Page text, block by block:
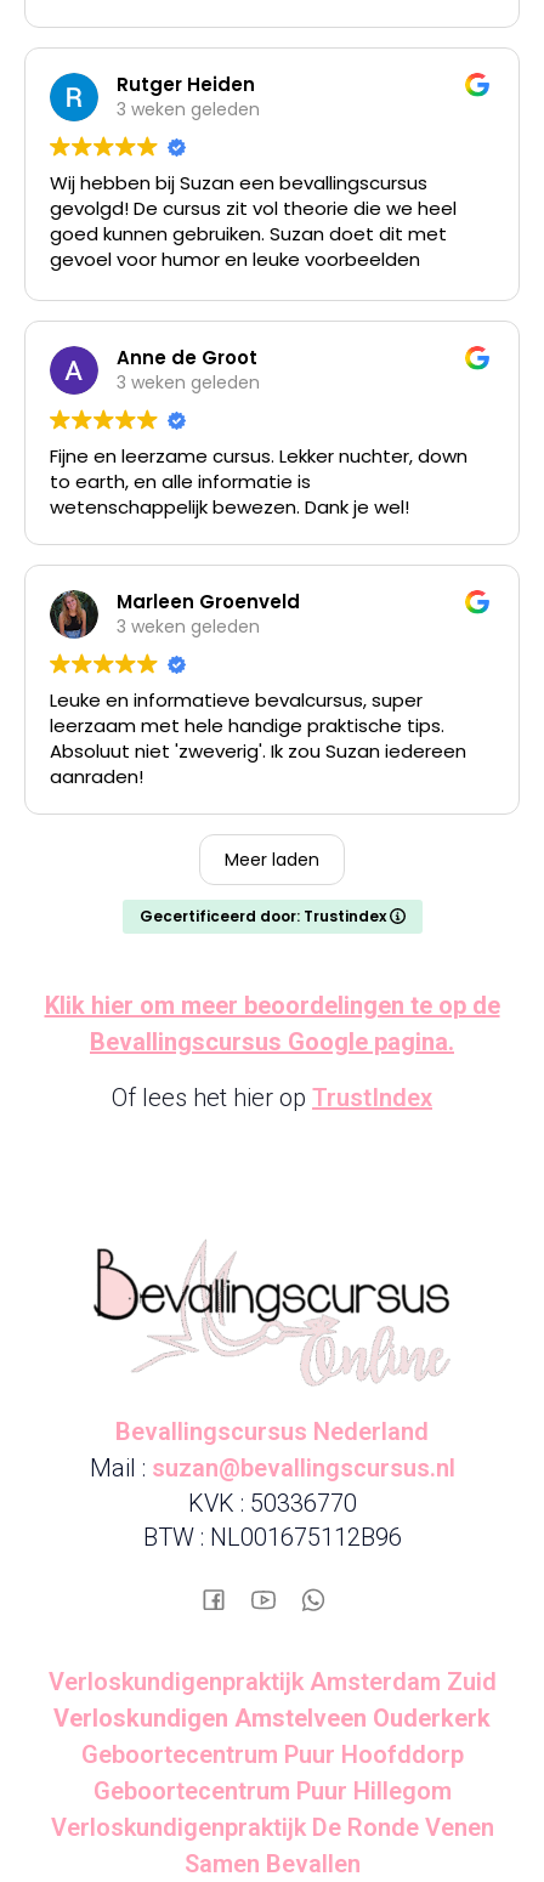
Rutger Heiden
3 weken geleden
Wij hebben bij Suzan een bevallingscursus
gevolgd! De cursus zit vol theorie die we heel
goed kunnen gebruiken. Suzan doet dit met
gevoel voor humor en leuke voorbeelden
leerzame middag!
Anne de Groot
3 weken geleden
Fijne en leerzame cursus. Lekker nuchter, down
to earth, en alle informatie is
wetenschappelijk bewezen. Dank je wel!
Marleen Groenveld
3 weken geleden
Leuke en informatieve bevalcursus, super
leerzaam met hele handige praktische tips.
Absoluut niet 'zweverig'. Ik zou Suzan iedereen
aanraden!
Meer laden
Gecertificeerd door: Trustindex
Klik hier om meer beoordelingen te op de
Bevallingscursus Google pagina.
Of lees het hier op TrustIndex
Bevallingscursus Nederland
Mail : suzan@bevallingscursus.nl
KVK : 50336770
BTW : NL001675112B96
Verloskundigenpraktijk Amsterdam Zuid
Verloskundigen Amstelveen Ouderkerk
Geboortecentrum Puur Hoofddorp
Geboortecentrum Puur Hillegom
Verloskundigenpraktijk De Ronde Venen
Samen Bevallen